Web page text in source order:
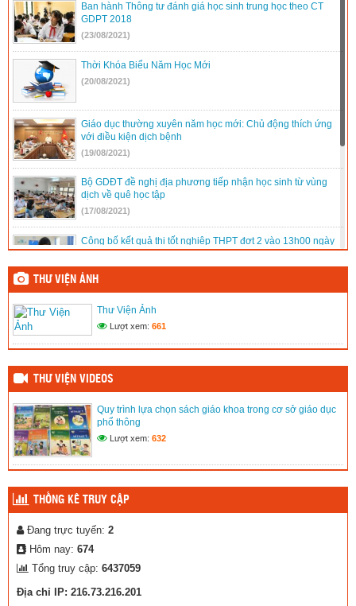
Ban hành Thông tư đánh giá học sinh trung học theo CT
GDPT 2018
(23/08/2021)
Thời Khóa Biểu Năm Học Mới
(20/08/2021)
Giáo dục thường xuyên năm học mới: Chủ động thích ứng
với điều kiện dịch bệnh
(19/08/2021)
Bộ GDĐT đề nghị địa phương tiếp nhận học sinh từ vùng
dịch về quê học tập
(17/08/2021)
Công bố kết quả thi tốt nghiệp THPT đợt 2 vào 13h00 ngày
16/8
(15/08/2021)
thông
(02/03/2020)
(02/03/2020)
THƯ VIỆN ẢNH
Thư Viện Ảnh
Lượt xem: 661
THƯ VIỆN VIDEOS
Quy trình lựa chọn sách giáo khoa trong cơ sở giáo dục
phổ thông
Lượt xem: 632
THỐNG KÊ TRUY CẬP
Đang trực tuyến: 2
Hôm nay: 674
Tổng truy cập: 6437059
Địa chỉ IP: 216.73.216.201